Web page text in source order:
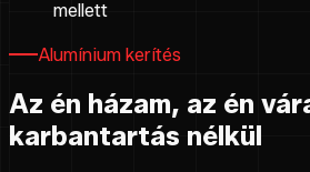
Alumínium kerítés
Az én házam, az én
karbantartás nélkül